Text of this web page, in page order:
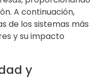
A continuación,
de los sistemas más
y su impacto
y